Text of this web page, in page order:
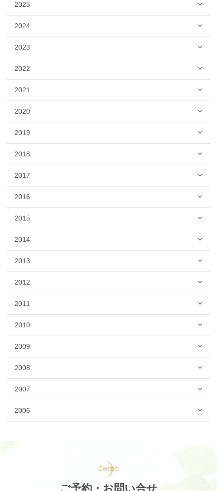
2025
2024
2023
2022
2021
2020
2019
2018
2017
2016
2015
2014
2013
2012
2011
2010
2009
2008
2007
2006
Contact
ご予約・お問い合せ